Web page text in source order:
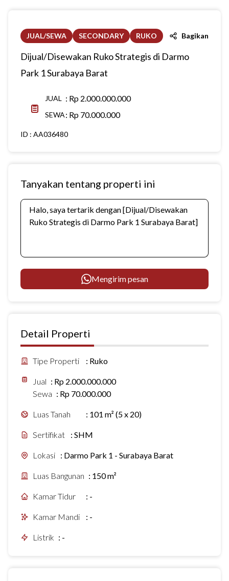
JUAL/SEWA SECONDARY RUKO Bagikan
Dijual/Disewakan Ruko Strategis di Darmo
Park 1 Surabaya Barat
JUAL : Rp 2.000.000.000
SEWA: Rp 70.000.000
ID : AA036480
Tanyakan tentang properti ini
Mengirim pesan
Detail Properti
Tipe Properti : Ruko
Jual : Rp 2.000.000.000
Sewa : Rp 70.000.000
Luas Tanah : 101 m² (5 x 20)
Sertifikat : SHM
Lokasi : Darmo Park 1 - Surabaya Barat
Luas Bangunan : 150 m²
Kamar Tidur : -
Kamar Mandi : -
Listrik : -